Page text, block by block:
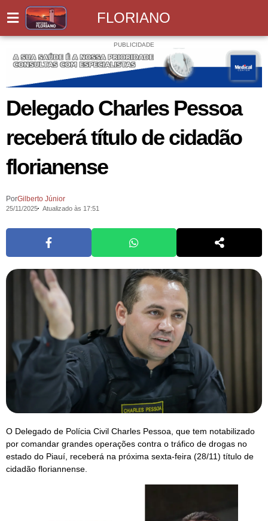
FLORIANO
PUBLICIDADE
Delegado Charles Pessoa
receberá título de cidadão
florianense
PorGilberto Júnior
25/11/2025 Atualizado às 17:51
O Delegado de Polícia Civil Charles Pessoa, que tem notabilizado
por comandar grandes operações contra o tráfico de drogas no
estado do Piauí, receberá na próxima sexta-feira (28/11) título de
cidadão floriannense.